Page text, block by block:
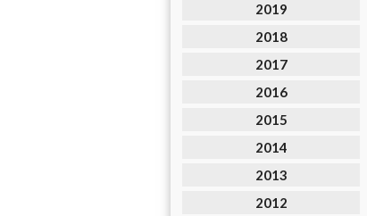
2019
2018
2017
2016
2015
2014
2013
2012